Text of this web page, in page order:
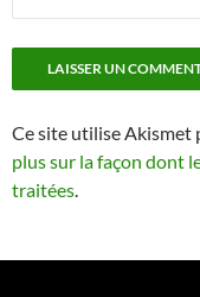
Ce site utilise Akismet
plus sur la façon dont
traitées